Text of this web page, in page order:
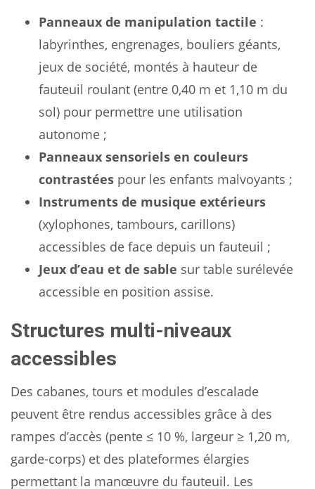
Panneaux de manipulation tactile :
labyrinthes, engrenages, bouliers géants,
jeux de société, montés à hauteur de
fauteuil roulant (entre 0,40 m et 1,10 m du
sol) pour permettre une utilisation
autonome ;
Panneaux sensoriels en couleurs
contrastées pour les enfants malvoyants ;
Instruments de musique extérieurs
(xylophones, tambours, carillons)
accessibles de face depuis un fauteuil ;
Jeux d’eau et de sable sur table surélevée
accessible en position assise.
Structures multi-niveaux
accessibles
Des cabanes, tours et modules d’escalade
peuvent être rendus accessibles grâce à des
rampes d’accès (pente ≤ 10 %, largeur ≥ 1,20 m,
garde-corps) et des plateformes élargies
permettant la manœuvre du fauteuil. Les